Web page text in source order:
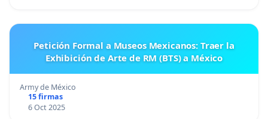
Petición Formal a Museos Mexicanos: Traer la
Exhibición de Arte de RM (BTS) a México
Army de México
15 firmas
6 Oct 2025